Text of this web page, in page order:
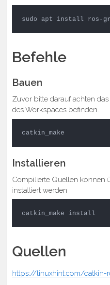
sudo apt install ros-
Befehle
Bauen
Zuvor bitte darauf achten
des Workspaces befinden.
catkin_make
Installieren
Compilierte Quellen können
installiert werden
catkin_make install
Quellen
https://linuxhint.com/catkin-